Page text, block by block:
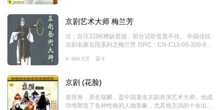
京剧艺术大师 梅兰芳
注：自压320K稀缺资源，部分试听音质不佳。 中国传统
京剧名家名段系列之梅兰芳 ISRC：CN-C13-09-300-00/
1），名澜，字畹华、浣华，祖籍江苏泰州。梅兰芳先生
业，在半个多世纪的舞台实践中，他继承传统、勇于创
新、一丝不苟、精益求精，将我国戏曲艺术的精华集于一
身，创作了众多优美而令人难忘的艺术形象，积累了大量
的优秀剧目，发展并提高了京剧旦角的演唱和表演艺术，
384.5万 6
京剧 (花脸)
袁世海，原名瑞麟，是中国著名京剧表演艺术大师。他成
功地塑造了各种性格的人物形象，尤其他主演的十余出扮